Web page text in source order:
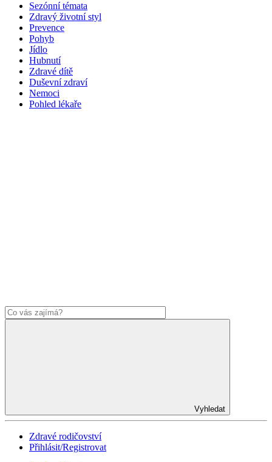
Sezónní témata
Zdravý životní styl
Prevence
Pohyb
Jídlo
Hubnutí
Zdravé dítě
Duševní zdraví
Nemoci
Pohled lékaře
Vyhledat
Zdravé rodičovství
Přihlásit/Registrovat